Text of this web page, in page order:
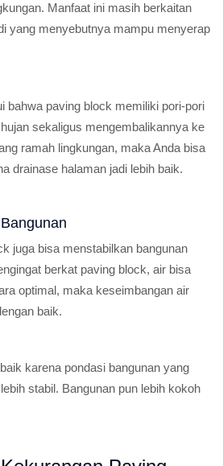
Manfaat ini masih berkaitan
yang menyebutnya mampu menyerap
bahwa paving block memiliki pori-pori
sekaligus mengembalikannya ke
ramah lingkungan, maka Anda bisa
drainase halaman jadi lebih baik.
juga bisa menstabilkan bangunan
berkat paving block, air bisa
optimal, maka keseimbangan air
baik.
karena pondasi bangunan yang
stabil. Bangunan pun lebih kokoh